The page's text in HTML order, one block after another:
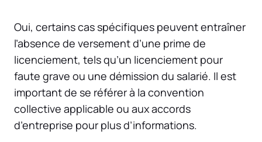
Oui, certains cas spécifiques peuvent entraîner
l’absence de versement d’une prime de
licenciement, tels qu’un licenciement pour
faute grave ou une démission du salarié. Il est
important de se référer à la convention
collective applicable ou aux accords
d’entreprise pour plus d’informations.